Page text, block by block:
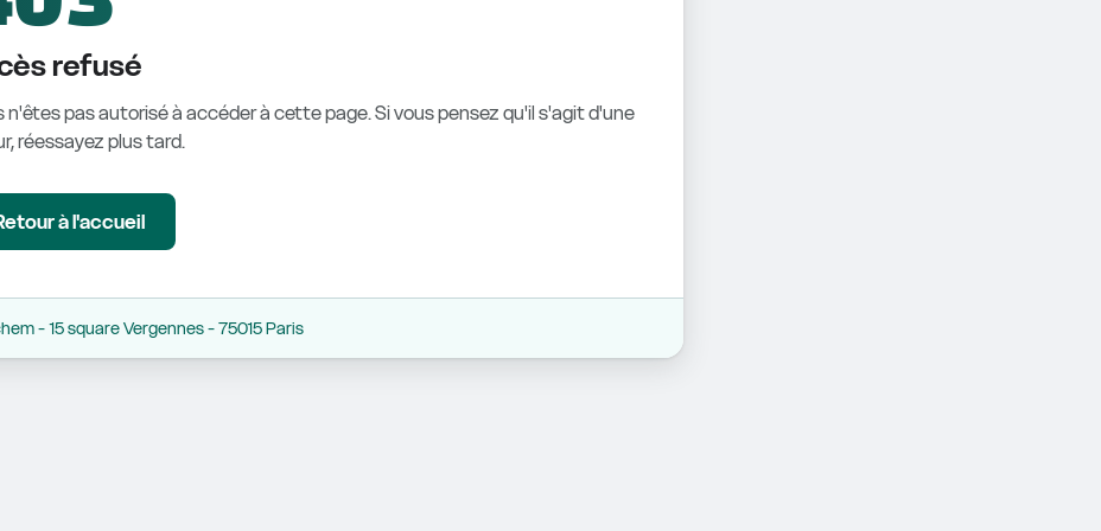
refusé
n'êtes pas autorisé à accéder à cette page. Si vous pensez qu'il s'agit d'une
réessayez plus tard.
à l'accueil
- 15 square Vergennes - 75015 Paris